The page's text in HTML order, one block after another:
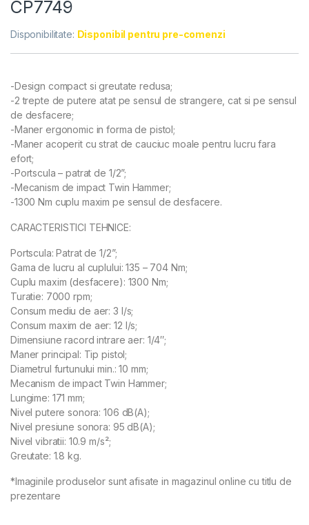
CP7749
Disponibilitate: Disponibil pentru pre-comenzi
-Design compact si greutate redusa;
-2 trepte de putere atat pe sensul de strangere, cat si pe sensul
de desfacere;
-Maner ergonomic in forma de pistol;
-Maner acoperit cu strat de cauciuc moale pentru lucru fara
efort;
-Portscula – patrat de 1/2”;
-Mecanism de impact Twin Hammer;
-1300 Nm cuplu maxim pe sensul de desfacere.
CARACTERISTICI TEHNICE:
Portscula: Patrat de 1/2”;
Gama de lucru al cuplului: 135 – 704 Nm;
Cuplu maxim (desfacere): 1300 Nm;
Turatie: 7000 rpm;
Consum mediu de aer: 3 l/s;
Consum maxim de aer: 12 l/s;
Dimensiune racord intrare aer: 1/4″;
Maner principal: Tip pistol;
Diametrul furtunului min.: 10 mm;
Mecanism de impact Twin Hammer;
Lungime: 171 mm;
Nivel putere sonora: 106 dB(A);
Nivel presiune sonora: 95 dB(A);
Nivel vibratii: 10.9 m/s²;
Greutate: 1.8 kg.
*Imaginile produselor sunt afisate in magazinul online cu titlu de
prezentare